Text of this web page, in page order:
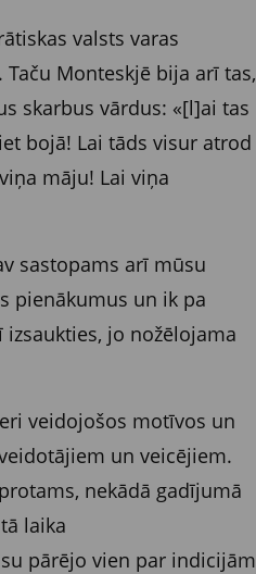
valsts varas
Monteskjē bija arī tas,
skarbus vārdus: «[l]ai tas
bojā! Lai tāds visur atrod
māju! Lai viņa
sastopams arī mūsu
pienākumus un ik pa
jo nožēlojama
veidojošos motīvos un
un veicējiem.
nekādā gadījumā
laika
pārējo vien par indicijām